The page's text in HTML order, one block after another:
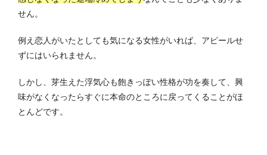
せん。
例え恋人がいたとしても気になる女性がいれば、アピールせ
ずにはいられません。
しかし、芽生えた浮気心も飽きっぽい性格が功を奏して、興
味がなくなったらすぐに本命のところに戻ってくることがほ
とんどです。